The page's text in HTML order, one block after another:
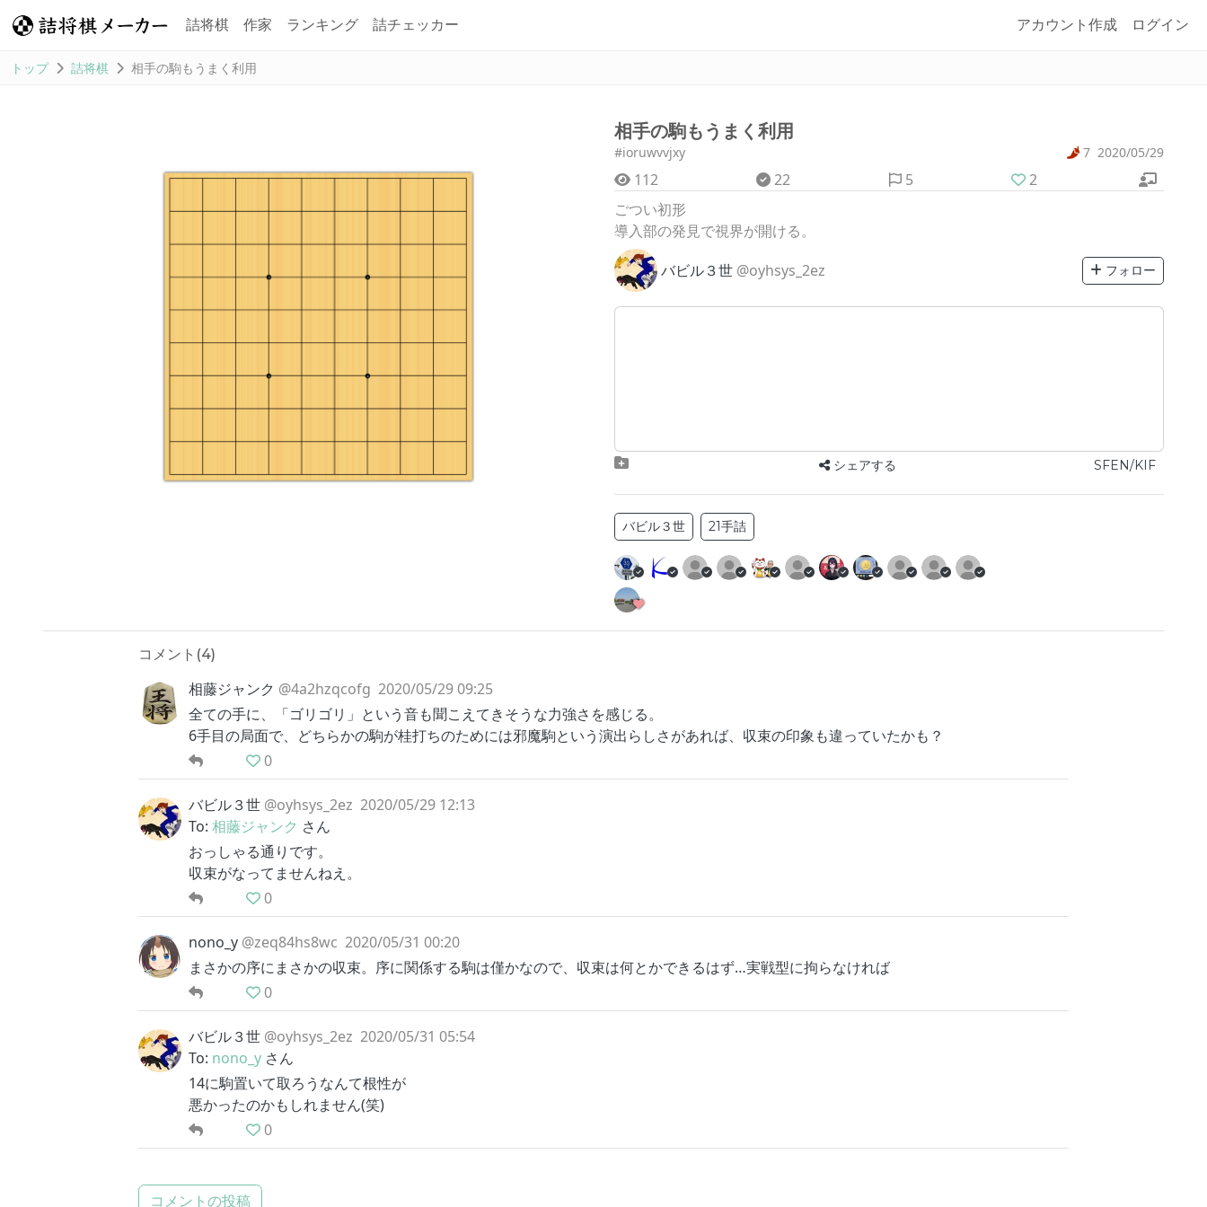
詰将棋 作家 ランキング 詰チェッカー アカウント作成 ログイン
トップ 詰将棋 相手の駒もうまく利用
相手の駒もうまく利用
#ioruwvvjxy 7 2020/05/29
112 22 5
2
ごつい初形
導入部の発見で視界が開ける。
バビル３世 @oyhsys_2ez フォロー
シェアする SFEN/KIF
バビル３世 21手詰
コメント(4)
相藤ジャンク @4a2hzqcofg 2020/05/29 09:25
全ての手に、「ゴリゴリ」という音も聞こえてきそうな力強さを感じる。
6手目の局面で、どちらかの駒が桂打ちのためには邪魔駒という演出らしさがあれば、収束の印象も違っていたかも？
0
バビル３世 @oyhsys_2ez 2020/05/29 12:13
To: 相藤ジャンク さん
おっしゃる通りです。
収束がなってませんねえ。
0
nono_y @zeq84hs8wc 2020/05/31 00:20
まさかの序にまさかの収束。序に関係する駒は僅かなので、収束は何とかできるはず…実戦型に拘らなければ
0
バビル３世 @oyhsys_2ez 2020/05/31 05:54
To: nono_y さん
14に駒置いて取ろうなんて根性が
悪かったのかもしれません(笑)
0
コメントの投稿